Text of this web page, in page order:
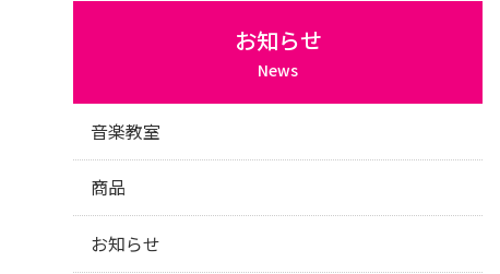
お知らせ
News
音楽教室
商品
お知らせ